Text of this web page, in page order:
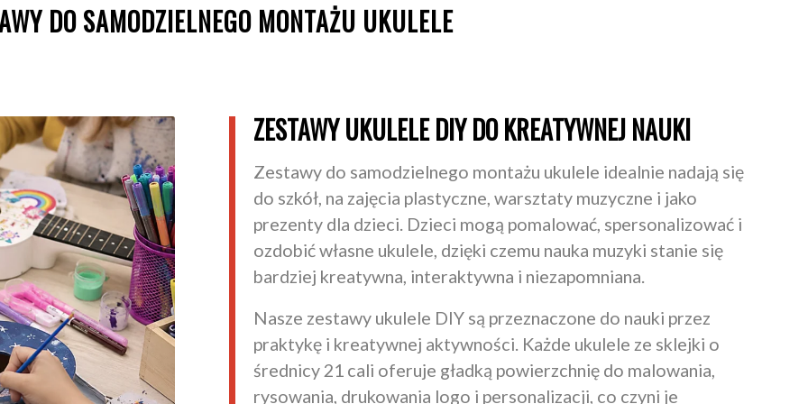
DO SAMODZIELNEGO MONTAŻU UKULELE
ZESTAWY UKULELE DIY DO KREATYWNEJ NAUKI
Zestawy do samodzielnego montażu ukulele idealnie nadają się
do szkół, na zajęcia plastyczne, warsztaty muzyczne i jako
prezenty dla dzieci. Dzieci mogą pomalować, spersonalizować i
ozdobić własne ukulele, dzięki czemu nauka muzyki stanie się
bardziej kreatywna, interaktywna i niezapomniana.
Nasze zestawy ukulele DIY są przeznaczone do nauki przez
praktykę i kreatywnej aktywności. Każde ukulele ze sklejki o
średnicy 21 cali oferuje gładką powierzchnię do malowania,
rysowania, drukowania logo i personalizacji, co czyni je